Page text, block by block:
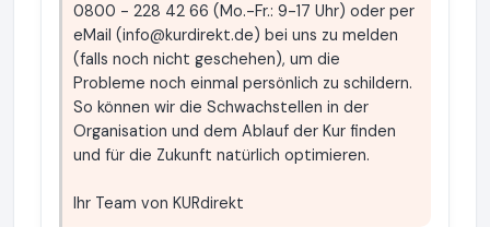
0800 - 228 42 66 (Mo.-Fr.: 9-17 Uhr) oder per
eMail (info@kurdirekt.de) bei uns zu melden
(falls noch nicht geschehen), um die
Probleme noch einmal persönlich zu schildern.
So können wir die Schwachstellen in der
Organisation und dem Ablauf der Kur finden
und für die Zukunft natürlich optimieren.
Ihr Team von KURdirekt